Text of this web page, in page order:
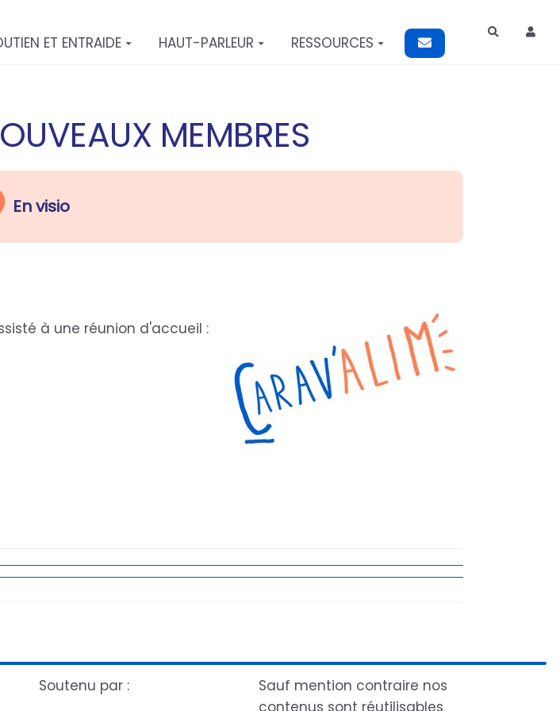
ET ENTRAIDE HAUT-PARLEUR RESSOURCES
Rechercher
MEMBRES
En visio
à une réunion d'accueil :
Soutenu par :
Sauf mention contraire nos
contenus sont réutilisables